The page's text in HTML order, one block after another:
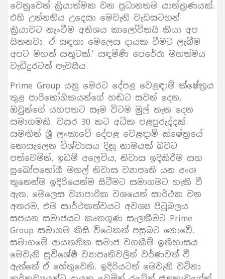
වෙනුවෙන් ක්‍රියාත්මක වන ප්‍රධානතම යාන්ත්‍රණයක්.
එහි උන්නතිය උදෙසා මෙවැනි වැඩසටහන්
ක්‍රියාවට නැංවීම අතිශය කාලෝචිතයි කියා අප
සිතනවා. ඒ සඳහා මෙලෙස දායක වීමට ලැබීම
අපට මහත් සතුටක්.’ සඳමිණි පෙරේරා මහත්මය
වැඩිදුරටත් පැවසීය.
Prime Group යනු මෙරට දේපළ වෙළඳාම් ක්ෂේත්‍රය
තුළ පාරිභෝගිකයන්ගේ හඬට සවන් දෙන,
ඔවුන්ගේ යහපතට සෑම විටම මුල් තැන දෙන
සමාගමකි. වසර 30 කට අධික පළපුරුද්දක්
සමඟින් ශ්‍රී ලංකාවේ දේපළ වෙළඳාම් ක්ෂේත්‍රයේ
නොසැලෙන විශ්වාසය දිනූ නාමයක් බවට
පත්වෙමින්, ඉඩම් අලෙවිය, නිවාස ඉදිකිරීම සහ
සුඛෝපභෝගී මහල් නිවාස ව්‍යාපෘති යන අංශ
තුනෙන්ම ඉදිරියෙන්ම සිටීමට සමාගමට හැකි වී
ඇත. මෙලෙස ව්‍යාපාරික වශයෙන් සාර්ථක වන
අතරම, එම සාර්ථකත්වයට අවශ්‍ය පිටුබලය
සපයන සමාජයට කෘතගුණ සැලකීමට Prime
Group සමාගම කිසි විටෙකත් පසුබට නොවේ.
සමාගමේ ආයතනික සමාජ වගකීම් ඉතිහාසය
මෙවැනි සුවිශේෂී ව්‍යාපෘතිවලින් වර්ණවත් වී
ඇත්තේ ඒ හේතුවෙනි. ඉදිරියටත් මෙවැනි වටිනා